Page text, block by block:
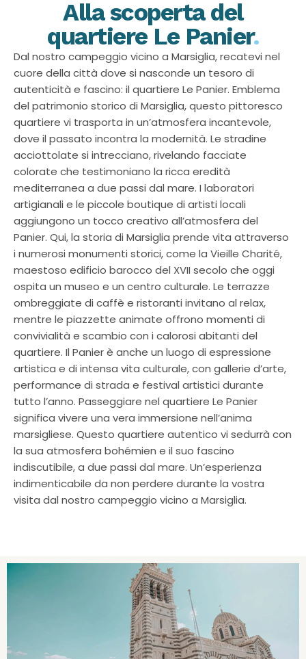
Alla scoperta del
quartiere Le Panier.
Dal nostro campeggio vicino a Marsiglia, recatevi nel
cuore della città dove si nasconde un tesoro di
autenticità e fascino: il quartiere Le Panier. Emblema
del patrimonio storico di Marsiglia, questo pittoresco
quartiere vi trasporta in un’atmosfera incantevole,
dove il passato incontra la modernità. Le stradine
acciottolate si intrecciano, rivelando facciate
colorate che testimoniano la ricca eredità
mediterranea a due passi dal mare. I laboratori
artigianali e le piccole boutique di artisti locali
aggiungono un tocco creativo all’atmosfera del
Panier. Qui, la storia di Marsiglia prende vita attraverso
i numerosi monumenti storici, come la Vieille Charité,
maestoso edificio barocco del XVII secolo che oggi
ospita un museo e un centro culturale. Le terrazze
ombreggiate di caffè e ristoranti invitano al relax,
mentre le piazzette animate offrono momenti di
convivialità e scambio con i calorosi abitanti del
quartiere. Il Panier è anche un luogo di espressione
artistica e di intensa vita culturale, con gallerie d’arte,
performance di strada e festival artistici durante
tutto l’anno. Passeggiare nel quartiere Le Panier
significa vivere una vera immersione nell’anima
marsigliese. Questo quartiere autentico vi sedurrà con
la sua atmosfera bohémien e il suo fascino
indiscutibile, a due passi dal mare. Un’esperienza
indimenticabile da non perdere durante la vostra
visita dal nostro campeggio vicino a Marsiglia.